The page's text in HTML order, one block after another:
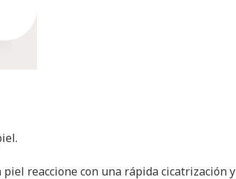
reaccione con una rápida cicatrización y